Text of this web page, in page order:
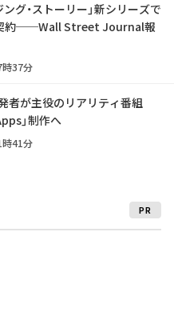
グ・ストーリー」新シリーズで
約──Wall Street Journal報
37分
者が主役のリアリティ番組
」制作へ
41分
PR